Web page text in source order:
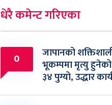
धेरै कमेन्ट गरिएका
0 जापानको
भूकम्पमा मृत्यु
३४ पुग्यो, उद्धार